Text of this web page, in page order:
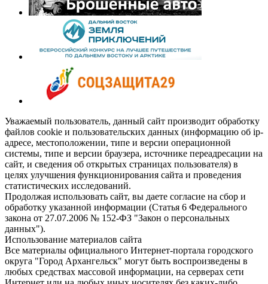
Уважаемый пользователь, данный сайт производит обработку
файлов cookie и пользовательских данных (информацию об ip-
адресе, местоположении, типе и версии операционной
системы, типе и версии браузера, источнике переадресации на
сайт, и сведения об открытых страницах пользователя) в
целях улучшения функционирования сайта и проведения
статистических исследований.
Продолжая использовать сайт, вы даете согласие на сбор и
обработку указанной информации (Статья 6 Федерального
закона от 27.07.2006 № 152-ФЗ "Закон о персональных
данных").
Использование материалов сайта
Все материалы официального Интернет-портала городского
округа "Город Архангельск" могут быть воспроизведены в
любых средствах массовой информации, на серверах сети